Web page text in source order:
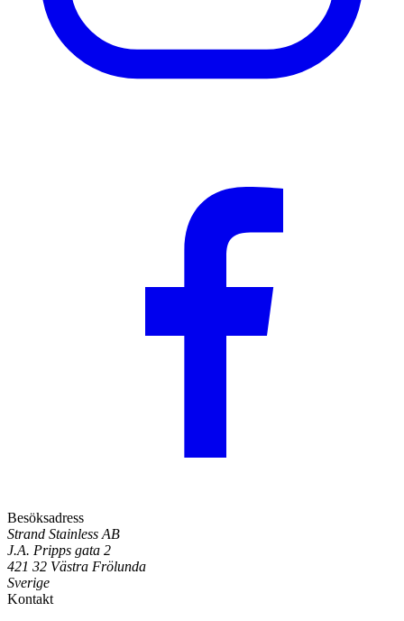
Besöksadress
Strand Stainless AB
J.A. Pripps gata 2
421 32 Västra Frölunda
Sverige
Kontakt